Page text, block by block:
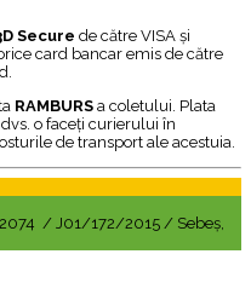
Secure de către VISA și
card bancar emis de către
RAMBURS a coletului. Plata
o faceţi curierului în
de transport ale acestuia.
/ J01/172/2015 / Sebeș,